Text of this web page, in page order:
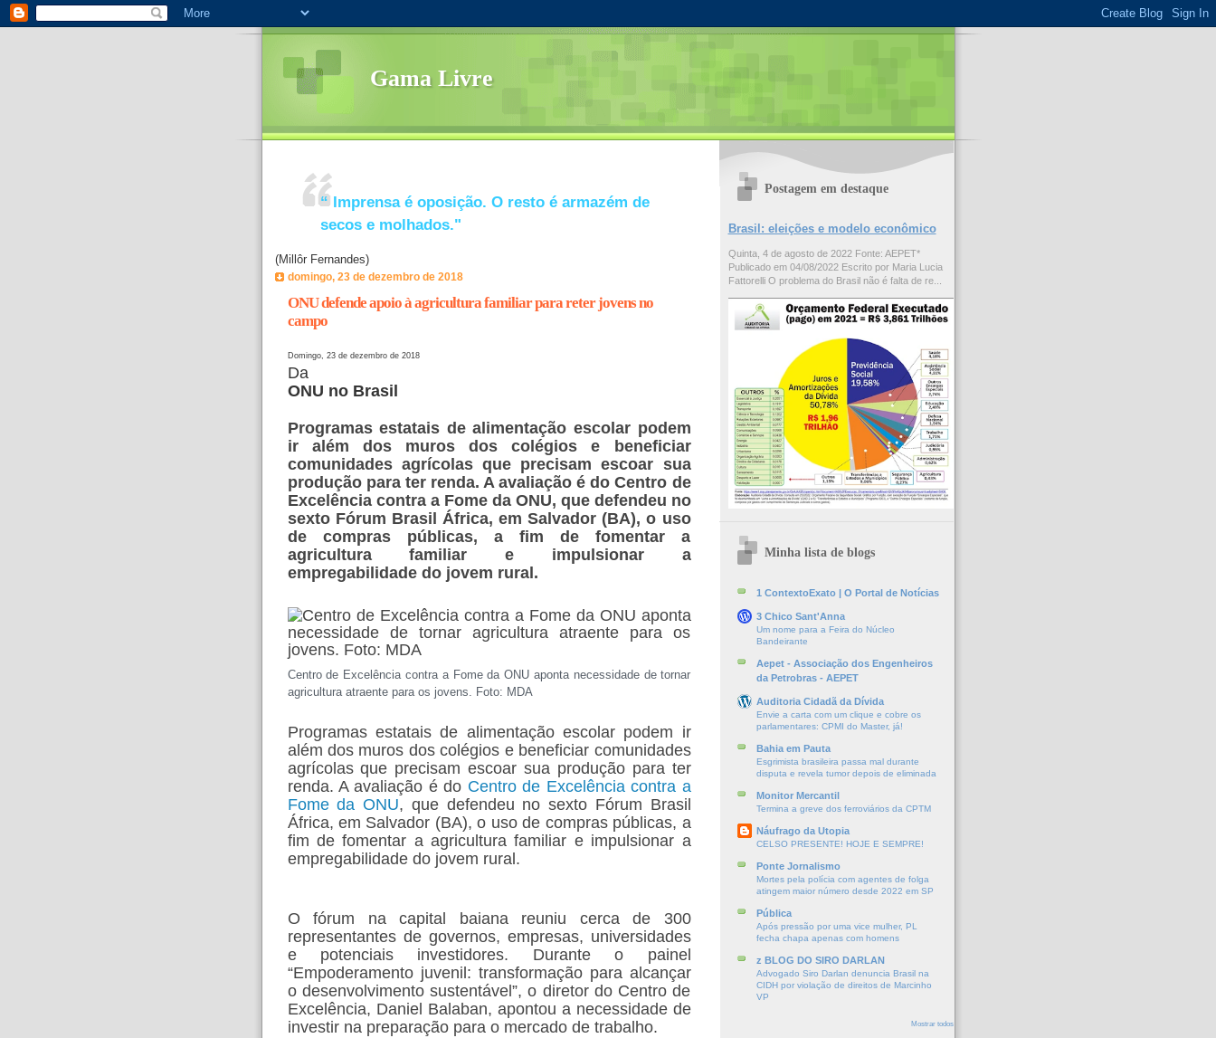
Gama Livre
“ Imprensa é oposição. O resto é armazém de
secos e molhados."
(Millôr Fernandes)
domingo, 23 de dezembro de 2018
ONU defende apoio à agricultura familiar para reter jovens no
campo
Domingo, 23 de dezembro de 2018
Da
ONU no Brasil
Programas estatais de alimentação escolar podem
ir além dos muros dos colégios e beneficiar
comunidades agrícolas que precisam escoar sua
produção para ter renda. A avaliação é do Centro de
Excelência contra a Fome da ONU, que defendeu no
sexto Fórum Brasil África, em Salvador (BA), o uso
de compras públicas, a fim de fomentar a
agricultura familiar e impulsionar a
empregabilidade do jovem rural.
Centro de Excelência contra a Fome da ONU aponta necessidade de tornar
agricultura atraente para os jovens. Foto: MDA
Programas estatais de alimentação escolar podem ir
além dos muros dos colégios e beneficiar comunidades
agrícolas que precisam escoar sua produção para ter
renda. A avaliação é do Centro de Excelência contra a
Fome da ONU, que defendeu no sexto Fórum Brasil
África, em Salvador (BA), o uso de compras públicas, a
fim de fomentar a agricultura familiar e impulsionar a
empregabilidade do jovem rural.
O fórum na capital baiana reuniu cerca de 300
representantes de governos, empresas, universidades
e potenciais investidores. Durante o painel
“Empoderamento juvenil: transformação para alcançar
o desenvolvimento sustentável”, o diretor do Centro de
Excelência, Daniel Balaban, apontou a necessidade de
investir na preparação para o mercado de trabalho.
Postagem em destaque
Brasil: eleições e modelo econômico
Quinta, 4 de agosto de 2022 Fonte: AEPET*
Publicado em 04/08/2022 Escrito por Maria Lucia
Fattorelli O problema do Brasil não é falta de re...
Minha lista de blogs
1 ContextoExato | O Portal de Notícias
3 Chico Sant'Anna
Um nome para a Feira do Núcleo
Bandeirante
Aepet - Associação dos Engenheiros
da Petrobras - AEPET
Auditoria Cidadã da Dívida
Envie a carta com um clique e cobre os
parlamentares: CPMI do Master, já!
Bahia em Pauta
Esgrimista brasileira passa mal durante
disputa e revela tumor depois de eliminada
Monitor Mercantil
Termina a greve dos ferroviários da CPTM
Náufrago da Utopia
CELSO PRESENTE! HOJE E SEMPRE!
Ponte Jornalismo
Mortes pela polícia com agentes de folga
atingem maior número desde 2022 em SP
Pública
Após pressão por uma vice mulher, PL
fecha chapa apenas com homens
z BLOG DO SIRO DARLAN
Advogado Siro Darlan denuncia Brasil na
CIDH por violação de direitos de Marcinho
VP
Mostrar todos